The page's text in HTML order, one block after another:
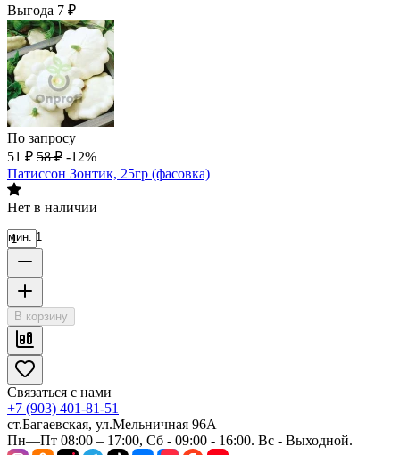
Выгода 7 ₽
По запросу
51 ₽ 58 ₽ -12%
Патиссон Зонтик, 25гр (фасовка)
Нет в наличии
мин. 1
В корзину
Связаться с нами
+7 (903) 401-81-51
ст.Багаевская, ул.Мельничная 96А
Пн—Пт 08:00 – 17:00, Сб - 09:00 - 16:00. Вс - Выходной.